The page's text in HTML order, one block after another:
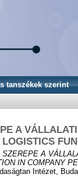
tanszékek szerint
A
A
IN COMPANY
Intézet,